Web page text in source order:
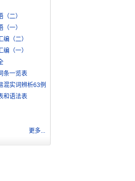
二）
一）
（二）
（一）
条一览表
混实词辨析63例
和语法表
更多...